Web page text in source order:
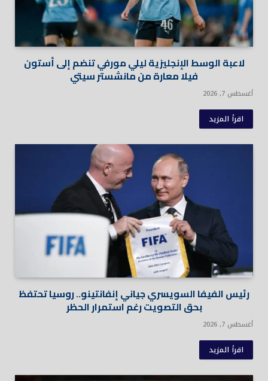
لاعبة الوسط الإنجليزية ليلي مورفي تنضم إلى أستون
فيلا معارة من مانشستر سيتي
أغسطس 7, 2026
اقرأ المزيد
رئيس الفيفا السويسري جياني إنفانتينو.. روسيا تحتفظ
بحق التصويت رغم استمرار الحظر
أغسطس 7, 2026
اقرأ المزيد